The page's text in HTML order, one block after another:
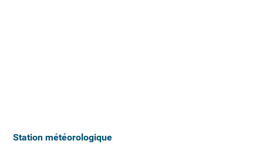
Station météorologique